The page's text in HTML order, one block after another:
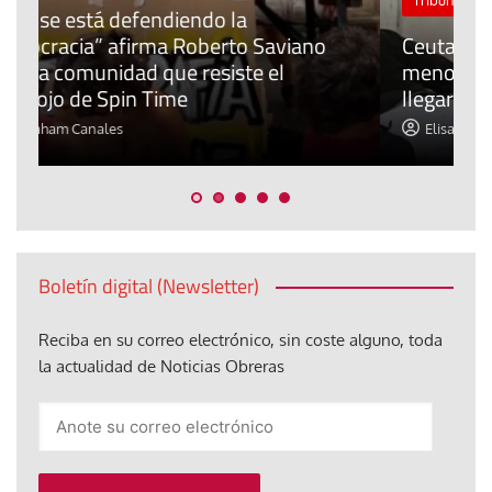
Ceuta: ¿qué derechos tienen los
menores de edad extranjeros que
llegaron?
Elisa Brey
Boletín digital (Newsletter)
Reciba en su correo electrónico, sin coste alguno, toda
la actualidad de Noticias Obreras